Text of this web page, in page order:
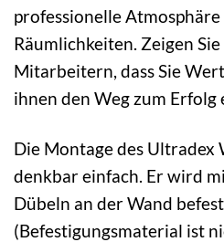
professionelle
Räumlichkeiten. Zeigen
Mitarbeitern, dass Sie
ihnen den Weg zum Erfolg
Die Montage des Ultradex
denkbar einfach. Er wird
Dübeln an der Wand
(Befestigungsmaterial ist